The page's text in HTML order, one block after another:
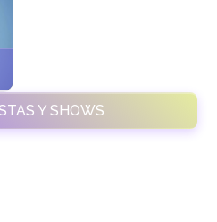
Y SHOWS